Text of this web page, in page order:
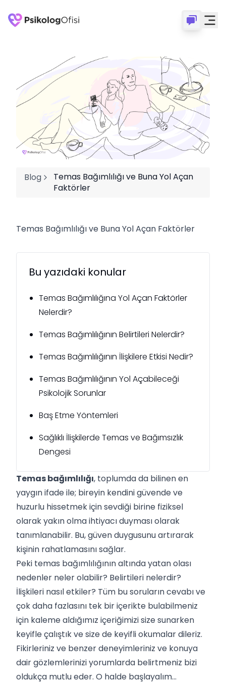
Blog
Temas Bağımlılığı ve Buna Yol Açan
Faktörler
Temas Bağımlılığı ve Buna Yol Açan Faktörler
Bu yazıdaki konular
Temas Bağımlılığına Yol Açan Faktörler
Nelerdir?
Temas Bağımlılığının Belirtileri Nelerdir?
Temas Bağımlılığının İlişkilere Etkisi Nedir?
Temas Bağımlılığının Yol Açabileceği
Psikolojik Sorunlar
Baş Etme Yöntemleri
Sağlıklı İlişkilerde Temas ve Bağımsızlık
Dengesi
Temas bağımlılığı, toplumda da bilinen en
yaygın ifade ile; bireyin kendini güvende ve
huzurlu hissetmek için sevdiği birine fiziksel
olarak yakın olma ihtiyacı duyması olarak
tanımlanabilir. Bu, güven duygusunu artırarak
kişinin rahatlamasını sağlar.
Peki temas bağımlılığının altında yatan olası
nedenler neler olabilir? Belirtileri nelerdir?
İlişkileri nasıl etkiler? Tüm bu soruların cevabı ve
çok daha fazlasını tek bir içerikte bulabilmeniz
için kaleme aldığımız içeriğimizi size sunarken
keyifle çalıştık ve size de keyifli okumalar dileriz.
Fikirleriniz ve benzer deneyimleriniz ve konuya
dair gözlemlerinizi yorumlarda belirtmeniz bizi
oldukça mutlu eder. O halde başlayalım…